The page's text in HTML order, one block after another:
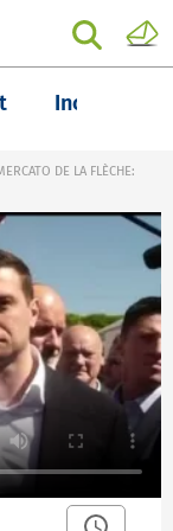
Inchieste
DE LA FLÈCHE: